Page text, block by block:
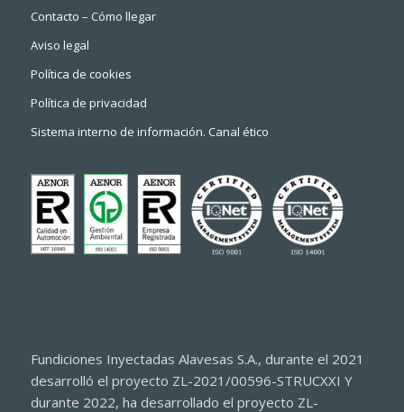
Contacto – Cómo llegar
Aviso legal
Política de cookies
Política de privacidad
Sistema interno de información. Canal ético
Fundiciones Inyectadas Alavesas S.A., durante el 2021
desarrolló el proyecto ZL-2021/00596-STRUCXXI Y
durante 2022, ha desarrollado el proyecto ZL-